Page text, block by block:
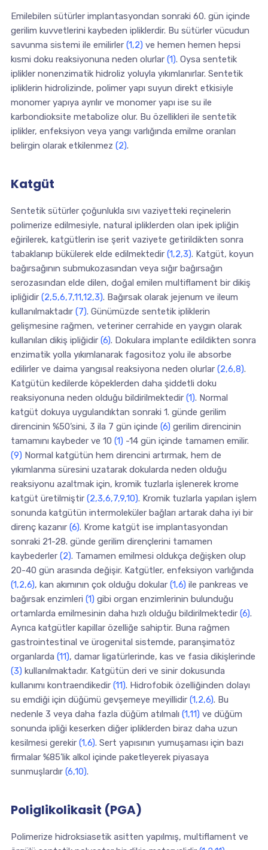
Emilebilen sütürler implantasyondan sonraki 60. gün içinde
gerilim kuvvetlerini kaybeden ipliklerdir. Bu sütürler vücudun
savunma sistemi ile emilirler (1,2) ve hemen hemen hepsi
kısmi doku reaksiyonuna neden olurlar (1). Oysa sentetik
iplikler nonenzimatik hidroliz yoluyla yıkımlanırlar. Sentetik
ipliklerin hidrolizinde, polimer yapı suyun direkt etkisiyle
monomer yapıya ayrılır ve monomer yapı ise su ile
karbondioksite metabolize olur. Bu özellikleri ile sentetik
iplikler, enfeksiyon veya yangı varlığında emilme oranları
belirgin olarak etkilenmez (2).
Katgüt
Sentetik sütürler çoğunlukla sıvı vaziyetteki reçinelerin
polimerize edilmesiyle, natural ipliklerden olan ipek ipliğin
eğirilerek, katgütlerin ise şerit vaziyete getirildikten sonra
tabaklanıp bükülerek elde edilmektedir (1,2,3). Katgüt, koyun
bağırsağının submukozasından veya sığır bağırsağın
serozasından elde dilen, doğal emilen multiflament bir dikiş
ipliğidir (2,5,6,7,11,12,3). Bağırsak olarak jejenum ve ileum
kullanılmaktadır (7). Günümüzde sentetik ipliklerin
gelişmesine rağmen, veteriner cerrahide en yaygın olarak
kullanılan dikiş ipliğidir (6). Dokulara implante edildikten sonra
enzimatik yolla yıkımlanarak fagositoz yolu ile absorbe
edilirler ve daima yangısal reaksiyona neden olurlar (2,6,8).
Katgütün kedilerde köpeklerden daha şiddetli doku
reaksiyonuna neden olduğu bildirilmektedir (1). Normal
katgüt dokuya uygulandıktan sonraki 1. günde gerilim
direncinin %50’sini, 3 ila 7 gün içinde (6) gerilim direncinin
tamamını kaybeder ve 10 (1) -14 gün içinde tamamen emilir.
(9) Normal katgütün hem direncini artırmak, hem de
yıkımlanma süresini uzatarak dokularda neden olduğu
reaksiyonu azaltmak için, kromik tuzlarla işlenerek krome
katgüt üretilmiştir (2,3,6,7,9,10). Kromik tuzlarla yapılan işlem
sonunda katgütün intermoleküler bağları artarak daha iyi bir
direnç kazanır (6). Krome katgüt ise implantasyondan
sonraki 21-28. günde gerilim dirençlerini tamamen
kaybederler (2). Tamamen emilmesi oldukça değişken olup
20-40 gün arasında değişir. Katgütler, enfeksiyon varlığında
(1,2,6), kan akımının çok olduğu dokular (1,6) ile pankreas ve
bağırsak enzimleri (1) gibi organ enzimlerinin bulunduğu
ortamlarda emilmesinin daha hızlı olduğu bildirilmektedir (6).
Ayrıca katgütler kapillar özelliğe sahiptir. Buna rağmen
gastrointestinal ve ürogenital sistemde, paranşimatöz
organlarda (11), damar ligatürlerinde, kas ve fasia dikişlerinde
(3) kullanılmaktadır. Katgütün deri ve sinir dokusunda
kullanımı kontraendikedir (11). Hidrofobik özelliğinden dolayı
su emdiği için düğümü gevşemeye meyillidir (1,2,6). Bu
nedenle 3 veya daha fazla düğüm atılmalı (1,11) ve düğüm
sonunda ipliği keserken diğer ipliklerden biraz daha uzun
kesilmesi gerekir (1,6). Sert yapısının yumuşaması için bazı
firmalar %85’lik alkol içinde paketleyerek piyasaya
sunmuşlardır (6,10).
Poliglikolikasit (PGA)
Polimerize hidroksiasetik asitten yapılmış, multiflament ve